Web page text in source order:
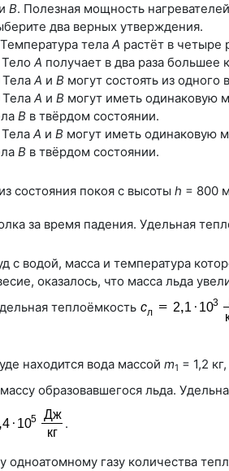
и В. Полезная мощность
два верных утверждения.
тела А растёт в четыре
А получает в два раза большее
А и В могут состоять из одного
А и В могут иметь одинаковую
В в твёрдом состоянии.
А и В могут иметь одинаковую
В в твёрдом состоянии.
состояния покоя с высоты h = 800
за время падения. Удельная
с водой, масса и температура
оказалось, что масса льда
теплоёмкость
находится вода массой m1 = 1,2
образовавшегося льда.
.
газу количества